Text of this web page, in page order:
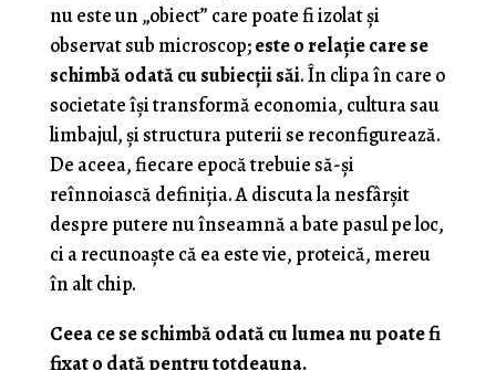
nu este un „obiect” care poate fi izolat și
observat sub microscop;este o relație care se
schimbă odată cu subiecții săi. În clipa în care o
societate își transformă economia, cultura sau
limbajul, și structura puterii se reconfigurează.
De aceea, fiecare epocă trebuie să-și
reînnoiască definiția. A discuta la nesfârșit
despre putere nu înseamnă a bate pasul pe loc,
ci a recunoaște că ea este vie, proteică, mereu
în alt chip.
Ceea ce se schimbă odată cu lumea nu poate fi
fixat o dată pentru totdeauna.